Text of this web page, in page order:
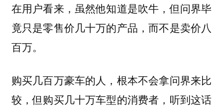
在用户看来，虽然他知道是吹牛，但问界毕
竟只是零售价几十万的产品，而不是卖价八
百万。
购买几百万豪车的人，根本不会拿问界来比
较，但购买几十万车型的消费者，听到这话